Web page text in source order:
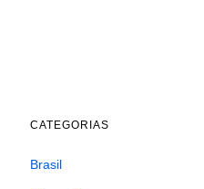
CATEGORIAS
Brasil